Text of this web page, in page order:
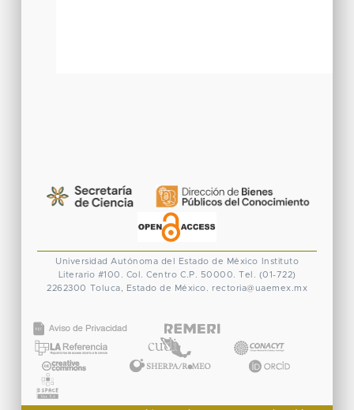
Universidad Autónoma del Estado de México
Instituto
Literario #100. Col. Centro C.P. 50000. Tel. (01-722)
2262300 Toluca, Estado de México. rectoria@uaemex.mx